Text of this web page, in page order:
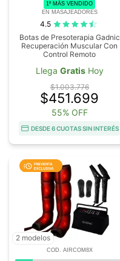
1º MÁS VENDIDO
EN MASAJEADORES
4.5
Botas de Presoterapia Gadnic
Recuperación Muscular Con
Control Remoto
Llega GratisHoy
$1.003.776
$451.699
55% OFF
DESDE 6 CUOTAS SIN INTERÉS
2 modelos
COD. AIRCOM8X